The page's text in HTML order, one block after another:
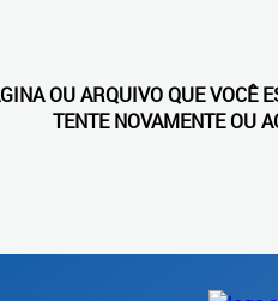
OU ARQUIVO QUE VOCÊ
TENTE NOVAMENTE OU